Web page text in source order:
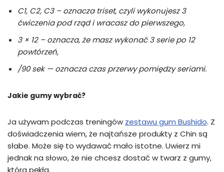
C1, C2, C3 – oznacza triset, czyli wykonujesz 3
ćwiczenia pod rząd i wracasz do pierwszego,
3 × 12 – oznacza, że masz wykonać 3 serie po 12
powtórzeń,
/90 sek — oznacza czas przerwy pomiędzy seriami.
Jakie gumy wybrać?
Ja używam podczas treningów zestawu gum Bushido. Z
doświadczenia wiem, że najtańsze produkty z Chin są
słabe. Może się to wydawać mało istotne. Uwierz mi
jednak na słowo, że nie chcesz dostać w twarz z gumy,